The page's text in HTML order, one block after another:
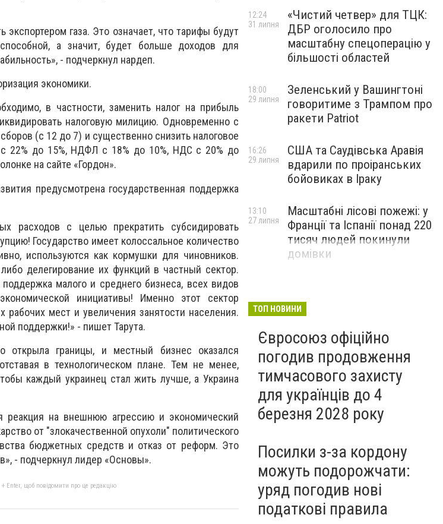
газа. Это означает, что тарифы будут
а значит, будет больше доходов для
- подчеркнул нардеп.
экономики.
в частности, заменить налог на прибыль
налоговую милицию. Одновременно с
(с 12 до 7) и существенно снизить налоговое
22% до 15%, НДФЛ с 18% до 10%, НДС с 20% до
на сайте «Гордон».
предусмотрена государственная поддержка
расходов с целью прекратить субсидировать
Государство имеет колоссальное количество
используются как кормушки для чиновников.
делегирование их функций в частный сектор.
малого и среднего бизнеса, всех видов
инициативы! Именно этот сектор
мест и увеличения занятости населения.
поддержки!» - пишет Тарута.
открыла границы, и местный бизнес оказался
в технологическом плане. Тем не менее,
каждый украинец стал жить лучше, а Украина
реакция на внешнюю агрессию и экономический
от "злокачественной опухоли" политического
бюджетных средств и отказ от реформ. Это
- подчеркнул лидер «Основы».
Enter, щоб повідомити про це редакцію
«Чистий четвер» для ТЦК:
ДБР оголосило про
масштабну спецоперацію у
більшості областей
12:24
31 липня
Зеленський у Вашингтоні
говоритиме з Трампом про
ракети Patriot
18:00
29 липня
США та Саудівська Аравія
вдарили по проіранських
бойовиках в Іраку
16:26
29 липня
Масштабні лісові пожежі: у
Франції та Іспанії понад 220
тисяч людей покинули
домівки
13:10
27 липня
ТОП НОВИНИ
Євросоюз офіційно
погодив продовження
тимчасового захисту
для українців до 4
березня 2028 року
Посилки з-за кордону
можуть подорожчати:
уряд погодив нові
податкові правила